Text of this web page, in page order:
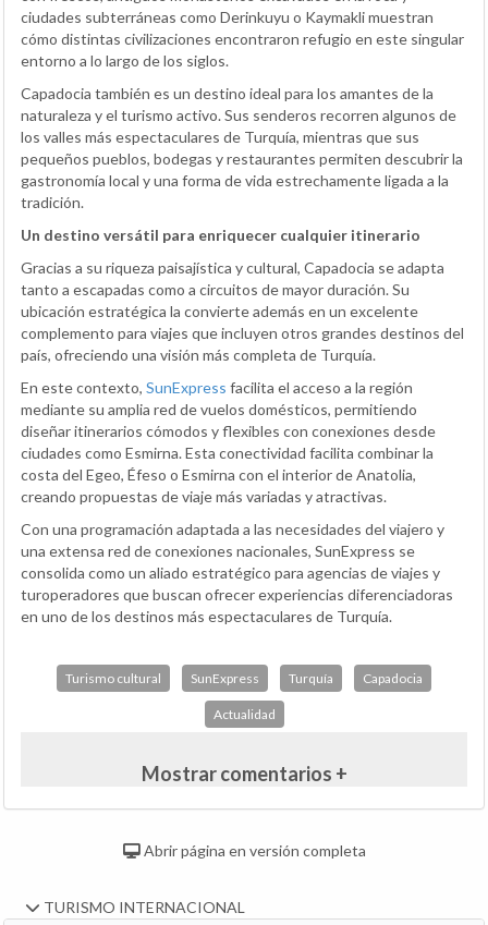
ciudades subterráneas como Derinkuyu o Kaymakli muestran
cómo distintas civilizaciones encontraron refugio en este singular
entorno a lo largo de los siglos.
Capadocia también es un destino ideal para los amantes de la
naturaleza y el turismo activo. Sus senderos recorren algunos de
los valles más espectaculares de Turquía, mientras que sus
pequeños pueblos, bodegas y restaurantes permiten descubrir la
gastronomía local y una forma de vida estrechamente ligada a la
tradición.
Un destino versátil para enriquecer cualquier itinerario
Gracias a su riqueza paisajística y cultural, Capadocia se adapta
tanto a escapadas como a circuitos de mayor duración. Su
ubicación estratégica la convierte además en un excelente
complemento para viajes que incluyen otros grandes destinos del
país, ofreciendo una visión más completa de Turquía.
En este contexto, SunExpress facilita el acceso a la región
mediante su amplia red de vuelos domésticos, permitiendo
diseñar itinerarios cómodos y flexibles con conexiones desde
ciudades como Esmirna. Esta conectividad facilita combinar la
costa del Egeo, Éfeso o Esmirna con el interior de Anatolia,
creando propuestas de viaje más variadas y atractivas.
Con una programación adaptada a las necesidades del viajero y
una extensa red de conexiones nacionales, SunExpress se
consolida como un aliado estratégico para agencias de viajes y
turoperadores que buscan ofrecer experiencias diferenciadoras
en uno de los destinos más espectaculares de Turquía.
Turismo cultural SunExpress Turquía Capadocia
Actualidad
Mostrar comentarios +
Abrir página en versión completa
TURISMO INTERNACIONAL